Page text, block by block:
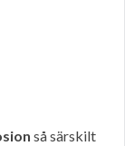
så särskilt